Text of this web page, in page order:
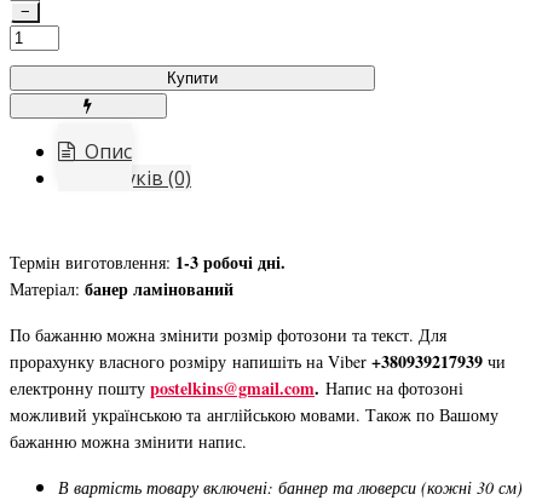
−
Купити
Опис
Відгуків (0)
Термін виготовлення: 1-3 робочі дні.
Матеріал: банер ламінований
По бажанню можна змінити розмір фотозони та текст. Для
прорахунку власного розміру напишіть на Viber +380939217939 чи
електронну пошту postelkins@gmail.com. Напис на фотозоні
можливий українською та англійською мовами. Також по Вашому
бажанню можна змінити напис.
В вартість товару включені: баннер та люверси (кожні 30 см)